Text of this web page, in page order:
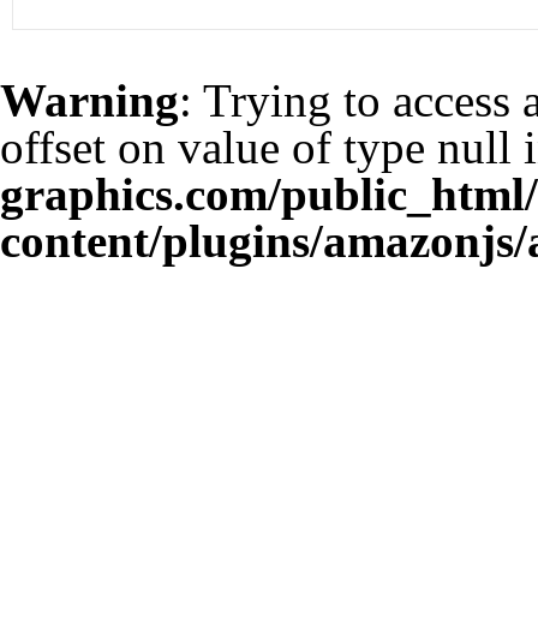
Warning: Trying to access
offset on value of type null
graphics.com/
content/plugins/